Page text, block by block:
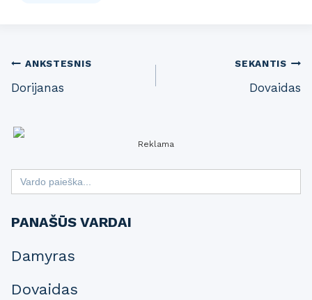
Post
navigation
ANKSTESNIS
Dorijanas
SEKANTIS
Dovaidas
Reklama
Search
for:
PANAŠŪS VARDAI
Damyras
Dovaidas